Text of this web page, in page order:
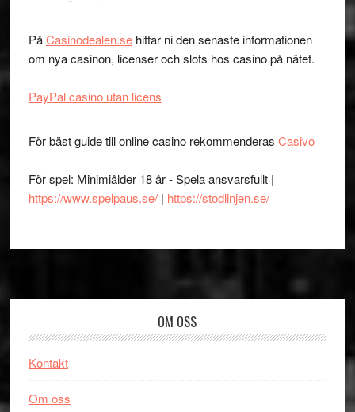
PåCasinodealen.sehittar ni den senaste informationen
om nya casinon, licenser och slots hos casino på nätet.
PayPal casino utan licens
För bäst guide till online casino rekommenderas Casivo
För spel: Minimiålder 18 år - Spela ansvarsfullt |
https://www.spelpaus.se/| https://stodlinjen.se/
OM OSS
Kontakt
Om oss